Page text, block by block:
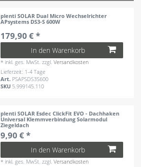
plenti SOLAR Dual Micro Wechselrichter
APsystems DS3-S 600W
179,90 € *
In den Warenkorb
* inkl. ges. MwSt. zzgl.Versandkosten
Lieferzeit: 1-4 Tage
Art. PSAPSDS3S600
SKU 5.999145.110
plenti SOLAR Esdec ClickFit EVO - Dachhaken
Universal Klemmverbindung Solarmodul
Ziegeldach
9,90 € *
In den Warenkorb
* inkl. ges. MwSt. zzgl.Versandkosten